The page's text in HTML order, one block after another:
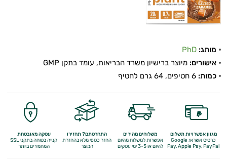
השינה
ופציעות
ומנוחה
שריפת
מותג: PhD
אישורים: מיוצר ברישיון משרד הבריאות, עומד בתקן GMP
כמות:
מגוון אפשרויות תשלום
כרטיס אשראי, Google
Pay,Apple Pay, PayPal
משלוחים מהירים
אפשרות למשלוח מהיום
להיום או 3-5 ימי עסקים
התחרטתם? תחזירו
החזר כספי מלאבהחזרת
המוצר
עסקה מאובטחת
קנייה בטוחה בתקני SSL
המחמירים ביותר